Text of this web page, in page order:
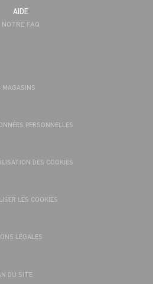
AIDE
NOTRE FAQ
MAGASINS
PERSONNELLES
DES COOKIES
LES COOKIES
LÉGALES
DU SITE